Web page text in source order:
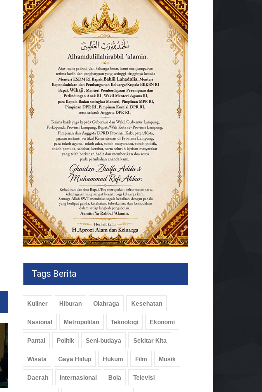
Tags Berita
Kuliner Hiburan Olahraga Kesehatan
Nasional Metropolitan Teknologi Ekonomi
Pantai Politik Seni-budaya Sekitar Kita
Wisata Gaya Hidup Hukum Film Musik
Daerah Internasional Bola Televisi